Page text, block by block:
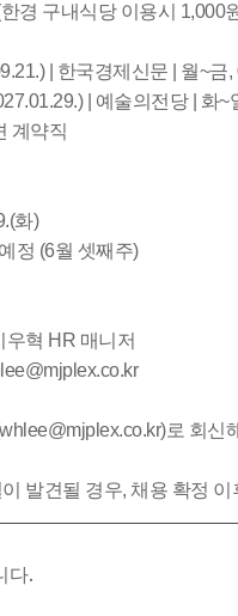
경 구내식당 이용시 1,000
| 한국경제신문 | 월~금,
| 예술의전당 | 화
계약직
화)
정 (6월 셋째주)
우혁 HR 매니저
로 회신
발견될 경우, 채용 확정
다.